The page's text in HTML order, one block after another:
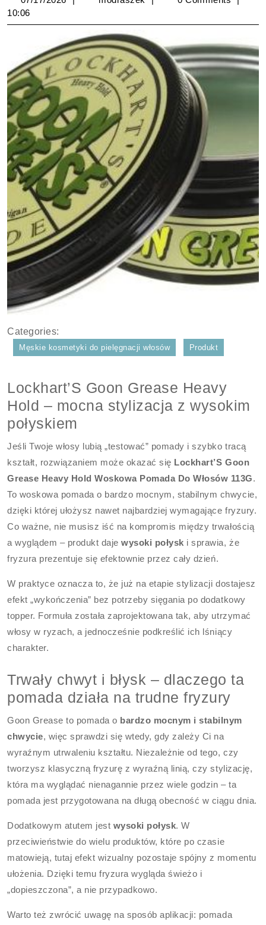
10:06
Categories:
Męskie kosmetyki do pielęgnacji włosów Produkt
Lockhart’S Goon Grease Heavy
Hold – mocna stylizacja z wysokim
połyskiem
Jeśli Twoje włosy lubią „testować” pomady i szybko tracą
kształt, rozwiązaniem może okazać się Lockhart’S Goon
Grease Heavy Hold Woskowa Pomada Do Włosów 113G.
To woskowa pomada o bardzo mocnym, stabilnym chwycie,
dzięki której ułożysz nawet najbardziej wymagające fryzury.
Co ważne, nie musisz iść na kompromis między trwałością
a wyglądem – produkt dajewysoki połysk i sprawia, że
fryzura prezentuje się efektownie przez cały dzień.
W praktyce oznacza to, że już na etapie stylizacji dostajesz
efekt „wykończenia” bez potrzeby sięgania po dodatkowy
topper. Formuła została zaprojektowana tak, aby utrzymać
włosy w ryzach, a jednocześnie podkreślić ich lśniący
charakter.
Trwały chwyt i błysk – dlaczego ta
pomada działa na trudne fryzury
Goon Grease to pomada o bardzo mocnym i stabilnym
chwycie, więc sprawdzi się wtedy, gdy zależy Ci na
wyraźnym utrwaleniu kształtu. Niezależnie od tego, czy
tworzysz klasyczną fryzurę z wyraźną linią, czy stylizację,
która ma wyglądać nienagannie przez wiele godzin – ta
pomada jest przygotowana na długą obecność w ciągu dnia.
Dodatkowym atutem jest wysoki połysk. W
przeciwieństwie do wielu produktów, które po czasie
matowieją, tutaj efekt wizualny pozostaje spójny z momentu
ułożenia. Dzięki temu fryzura wygląda świeżo i
„dopieszczona”, a nie przypadkowo.
Warto też zwrócić uwagę na sposób aplikacji: pomada